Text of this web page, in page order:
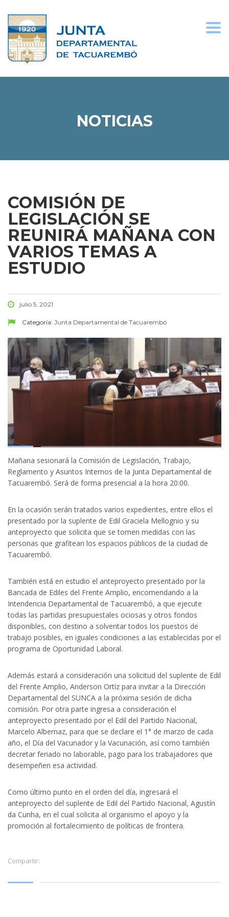
NOTICIAS
COMISIÓN DE
LEGISLACIÓN SE
REUNIRÁ MAÑANA CON
VARIOS TEMAS A
ESTUDIO
julio 5, 2021
Categoría: Junta Departamental de Tacuarembó
Mañana sesionará la Comisión de Legislación, Trabajo,
Reglamento y Asuntos Internos de la Junta Departamental de
Tacuarembó. Será de forma presencial a la hora 20:00.
En la ocasión serán tratados varios expedientes, entre ellos el
presentado por la suplente de Edil Graciela Mellognio y su
anteproyecto que solicita que se tomen medidas con las
personas que grafitean los espacios públicos de la ciudad de
Tacuarembó.
También está en estudio el anteproyecto presentado por la
Bancada de Ediles del Frente Amplio, encomendando a la
Intendencia Departamental de Tacuarembó, a que ejecute
todas las partidas presupuestales ociosas y otros fondos
disponibles, con destino a solventar todos los puestos de
trabajo posibles, en iguales condiciones a las establecidas por el
programa de Oportunidad Laboral.
Además estará a consideración una solicitud del suplente de Edil
del Frente Amplio, Anderson Ortíz para invitar a la Dirección
Departamental del SUNCA a la próxima sesión de dicha
comisión. Por otra parte ingresa a consideración el
anteproyecto presentado por el Edil del Partido Nacional,
Marcelo Albernaz, para que se declare el 1° de marzo de cada
año, el Día del Vacunador y la Vacunación, así como también
decretar feriado no laborable, pago para los trabajadores que
desempeñen esa actividad.
Como último punto en el orden del día, ingresará el
anteproyecto del suplente de Edil del Partido Nacional, Agustín
da Cunha, en el cual solicita al organismo el apoyo y la
promoción al fortalecimiento de políticas de frontera.
Compartir: